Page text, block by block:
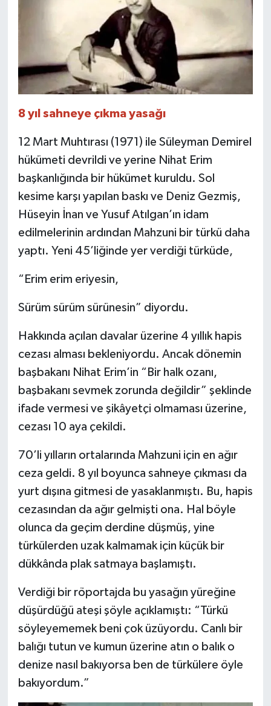
8 yıl sahneye çıkma yasağı
12 Mart Muhtırası (1971) ile Süleyman Demirel
hükümeti devrildi ve yerine Nihat Erim
başkanlığında bir hükümet kuruldu. Sol
kesime karşı yapılan baskı ve Deniz Gezmiş,
Hüseyin İnan ve Yusuf Atılgan’ın idam
edilmelerinin ardından Mahzuni bir türkü daha
yaptı. Yeni 45’liğinde yer verdiği türküde,
“Erim erim eriyesin,
Sürüm sürüm sürünesin” diyordu.
Hakkında açılan davalar üzerine 4 yıllık hapis
cezası alması bekleniyordu. Ancak dönemin
başbakanı Nihat Erim’in “Bir halk ozanı,
başbakanı sevmek zorunda değildir” şeklinde
ifade vermesi ve şikâyetçi olmaması üzerine,
cezası 10 aya çekildi.
70’li yılların ortalarında Mahzuni için en ağır
ceza geldi. 8 yıl boyunca sahneye çıkması da
yurt dışına gitmesi de yasaklanmıştı. Bu, hapis
cezasından da ağır gelmişti ona. Hal böyle
olunca da geçim derdine düşmüş, yine
türkülerden uzak kalmamak için küçük bir
dükkânda plak satmaya başlamıştı.
Verdiği bir röportajda bu yasağın yüreğine
düşürdüğü ateşi şöyle açıklamıştı: “Türkü
söyleyememek beni çok üzüyordu. Canlı bir
balığı tutun ve kumun üzerine atın o balık o
denize nasıl bakıyorsa ben de türkülere öyle
bakıyordum.”